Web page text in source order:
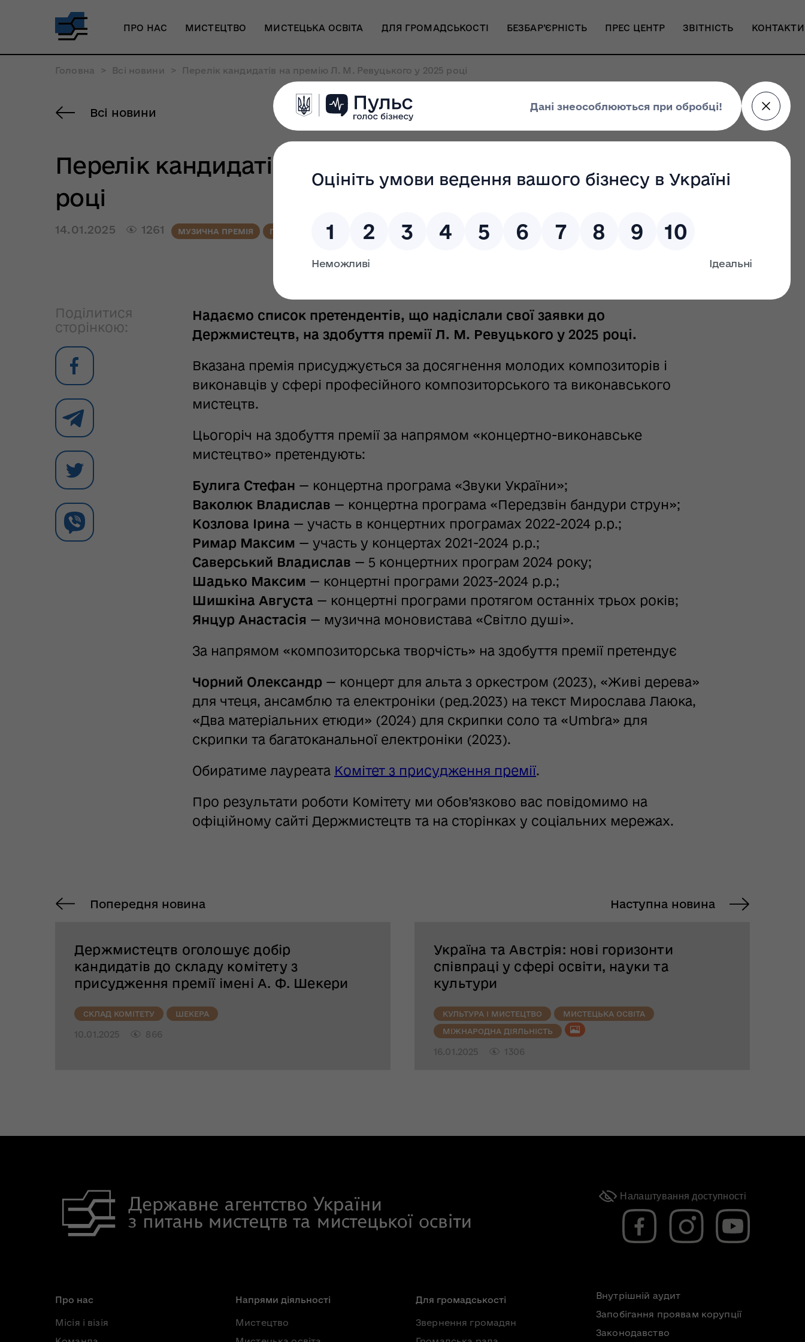
ПРО НАС МИСТЕЦТВО МИСТЕЦЬКА ОСВІТА ДЛЯ ГРОМАДСЬКОСТІ БЕЗБАР’ЄРНІСТЬ ПРЕС ЦЕНТР ЗВІТНІСТЬ КОНТАКТИ
Головна > Всі новини > Перелік кандидатів на премію Л. М. Ревуцького у 2025 році
Всі новини
Перелік кандидатів на премію Л. М. Ревуцького у 2025
році
14.01.2025 1261 МУЗИЧНА ПРЕМІЯ ПЕРЕЛІК ПРЕТЕНДЕНТІВ ПРЕМІЯ РЕВУЦЬКОГО
Поділитися
сторінкою:
Надаємо список претендентів, що надіслали свої заявки до
Держмистецтв, на здобуття премії Л. М. Ревуцького у 2025 році.
Вказана премія присуджується за досягнення молодих композиторів і
виконавців у сфері професійного композиторського та виконавського
мистецтв.
Цьогоріч на здобуття премії за напрямом «концертно-виконавське
мистецтво» претендують:
Булига Стефан — концертна програма «Звуки України»;
Ваколюк Владислав — концертна програма «Передзвін бандури струн»;
Козлова Ірина — участь в концертних програмах 2022-2024 р.р.;
Римар Максим — участь у концертах 2021-2024 р.р.;
Саверський Владислав — 5 концертних програм 2024 року;
Шадько Максим — концертні програми 2023-2024 р.р.;
Шишкіна Августа — концертні програми протягом останніх трьох років;
Янцур Анастасія — музична моновистава «Світло душі».
За напрямом «композиторська творчість» на здобуття премії претендує
Чорний Олександр — концерт для альта з оркестром (2023), «Живі дерева»
для чтеця, ансамблю та електроніки (ред.2023) на текст Мирослава Лаюка,
«Два матеріальних етюди» (2024) для скрипки соло та «Umbra» для
скрипки та багатоканальної електроніки (2023).
Обиратиме лауреата Комітет з присудження премії.
Про результати роботи Комітету ми обов’язково вас повідомимо на
офіційному сайті Держмистецтв та на сторінках у соціальних мережах.
Попередня новина
Держмистецтв оголошує добір
кандидатів до складу комітету з
присудження премії імені А. Ф. Шекери
СКЛАД КОМІТЕТУ ШЕКЕРА
10.01.2025 866
Наступна новина
Україна та Австрія: нові горизонти
співпраці у сфері освіти, науки та
культури
КУЛЬТУРА І МИСТЕЦТВО МИСТЕЦЬКА ОСВІТА
МІЖНАРОДНА ДІЯЛЬНІСТЬ
16.01.2025 1306
Налаштування доступності
Про нас
Місія і візія
Напрями діяльності
Мистецтво
Для громадськості
Звернення громадян
Внутрішній аудит
Запобігання проявам корупції
Законодавство